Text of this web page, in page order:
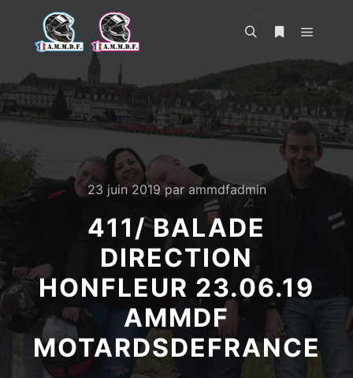
23 juin 2019 par ammdfadmin
411/ BALADE
DIRECTION
HONFLEUR 23.06.19
AMMDF
MOTARDSDEFRANCE